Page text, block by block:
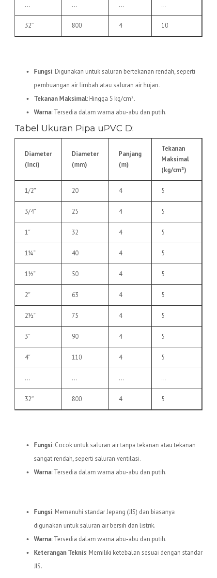
… … … …
32″ 800 4 10
Fungsi: Digunakan untuk saluran bertekanan rendah, seperti
pembuangan air limbah atau saluran air hujan.
Tekanan Maksimal: Hingga 5 kg/cm².
Warna: Tersedia dalam warna abu-abu dan putih.
Tabel Ukuran Pipa uPVC D:
Diameter
(Inci)
Diameter
(mm)
Panjang
(m)
Tekanan
Maksimal
(kg/cm²)
1/2″ 20 4 5
3/4″ 25 4 5
1″ 32 4 5
1¼” 40 4 5
1½” 50 4 5
2″ 63 4 5
2½” 75 4 5
3″ 90 4 5
4″ 110 4 5
… … … …
32″ 800 4 5
Fungsi: Cocok untuk saluran air tanpa tekanan atau tekanan
sangat rendah, seperti saluran ventilasi.
Warna: Tersedia dalam warna abu-abu dan putih.
Fungsi: Memenuhi standar Jepang (JIS) dan biasanya
digunakan untuk saluran air bersih dan listrik.
Warna: Tersedia dalam warna abu-abu dan putih.
Keterangan Teknis: Memiliki ketebalan sesuai dengan standar
JIS.